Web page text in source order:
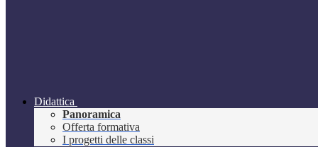
Didattica
Panoramica
Offerta formativa
I progetti delle classi